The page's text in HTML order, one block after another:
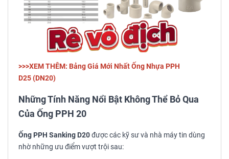
>>>XEM THÊM: Bảng Giá Mới Nhất Ống Nhựa PPH
D25 (DN20)
Những Tính Năng Nổi Bật Không Thể Bỏ Qua
Của Ống PPH 20
Ống PPH Sanking D20được các kỹ sư và nhà máy tin dùng
nhờ những ưu điểm vượt trội sau: